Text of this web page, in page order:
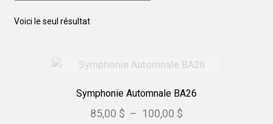
Voici le seul résultat
Symphonie Automnale BA26
85,00 $ – 100,00 $